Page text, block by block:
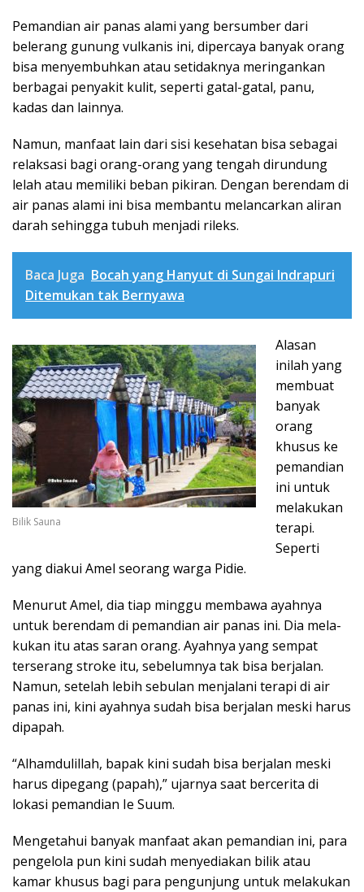
Pemandian air panas alami yang bersumber dari
belerang gunung vulkanis ini, dipercaya banyak orang
bisa menyembuhkan atau setidaknya meringankan
berbagai penyakit kulit, seperti gatal-gatal, panu,
kadas dan lainnya.
Namun, manfaat lain dari sisi kesehatan bisa sebagai
relaksasi bagi orang-orang yang tengah dirundung
lelah atau memiliki beban pikiran. Dengan berendam di
air panas alami ini bisa membantu melancarkan aliran
darah sehingga tubuh menjadi rileks.
Baca Juga Bocah yang Hanyut di Sungai Indrapuri
Ditemukan tak Bernyawa
Bilik Sauna
Alasan
inilah yang
membuat
banyak
orang
khusus ke
pemandian
ini untuk
melakukan
terapi.
Seperti
yang diakui Amel seorang warga Pidie.
Menurut Amel, dia tiap minggu membawa ayahnya
untuk be­rendam di pemandian air panas ini. Dia mela­
kukan itu atas saran orang. Ayahnya yang sempat
terserang stroke itu, sebelumnya tak bisa ber­jalan.
Namun, setelah lebih sebu­lan menjalani terapi di air
panas ini, kini ayahnya sudah bisa berjalan meski harus
dipapah.
“Alhamdulillah, bapak kini sudah bisa berjalan meski
harus dipegang (pa­pah),” ujarnya saat bercerita di
lokasi pemandian Ie Suum.
Mengetahui banyak manfaat akan pemandian ini, para
pengelola pun kini sudah menyediakan bilik atau
kamar khusus bagi para peng­unjung untuk me­lakukan